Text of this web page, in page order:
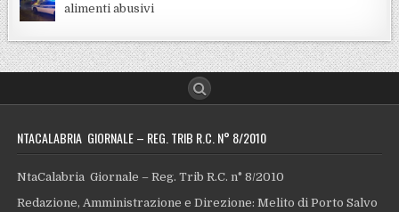
alimenti abusivi
NTACALABRIA GIORNALE – REG. TRIB R.C. N° 8/2010
NtaCalabria Giornale – Reg. Trib R.C. n° 8/2010
Redazione, Amministrazione e Direzione: Melito di Porto Salvo